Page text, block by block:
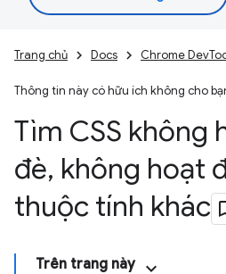
Trang chủ Docs Chrome
Thông tin này có hữu ích không cho
Tìm CSS không
đè, không hoạt
thuộc tính khác
Trên trang này